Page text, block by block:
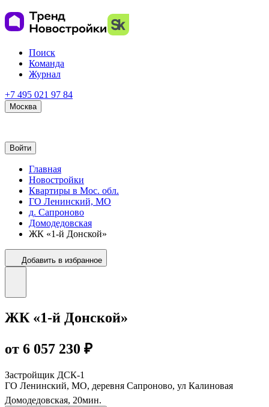
Поиск
Команда
Журнал
+7 495 021 97 84
Москва
Войти
Главная
Новостройки
Квартиры в Мос. обл.
ГО Ленинский, МО
д. Сапроново
Домодедовская
ЖК «1-й Донской»
Добавить в избранное
ЖК «1-й Донской»
от 6 057 230 ₽
Застройщик ДСК-1
ГО Ленинский, МО, деревня Сапроново, ул Калиновая
Домодедовская, 20мин.